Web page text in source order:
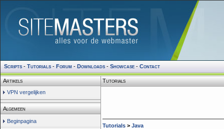
Scripts - Tutorials - Forum - Downloads - Showcase - Contact
Artikels
VPN vergelijken
Algemeen
Beginpagina
Tutorials
Tutorials > Java